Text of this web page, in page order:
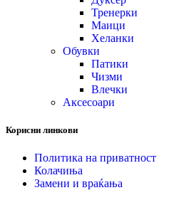
Тренерки
Маици
Хеланки
Обувки
Патики
Чизми
Влечки
Аксесоари
Корисни линкови
Политика на приватност
Колачиња
Замени и враќања